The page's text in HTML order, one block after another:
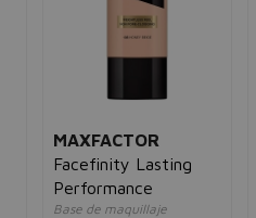
MAXFACTOR
Facefinity Lasting
Performance
Base de maquillaje